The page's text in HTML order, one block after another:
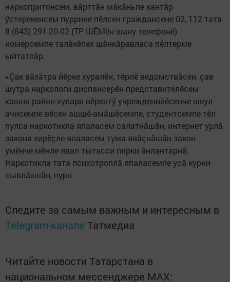
наркопритонсем, вăрттăн мăкăньпе кантăр
ӳстерекенсем пуррине пӗлсен граждансене 02, 112 тата
8 (843) 291-20-02 (ТР ШӖМӗн шану телефонӗ)
номерсемпе талăкӗпех шăнкăравласа пӗлтерме
ыйтатпăр.
«Çак вăхăтра йӗрке хуралӗн, тӗрлӗ ведомствăсен, çав
шутра наркологи диспансерӗн представителӗсем
кашни район-хулари вӗрентӳ учрежденийӗсенче шкул
ачисемпе вӗсен ашшӗ-амăшӗсемпе, студентсемпе тӗл
пулса наркотикла япаласем салатнăшăн, интернет урлă
закона хирӗçле япаласем тума явăçнăшăн закон
умӗнче мӗнле явап тытасси пирки ăнлантарнă.
Наркотикла тата психотроплă япаласемпе усă курни
сывлăхшăн, пурн
Следите за самым важным и интересным в
Telegram-канале Татмедиа
Читайте новости Татарстана в
национальном мессенджере MАХ: